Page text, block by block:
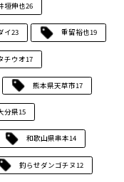
垣伸也26
イ23 重留裕也19
チウオ17
熊本県天草市17
分県15
和歌山県串本14
釣らせダンゴチヌ 12